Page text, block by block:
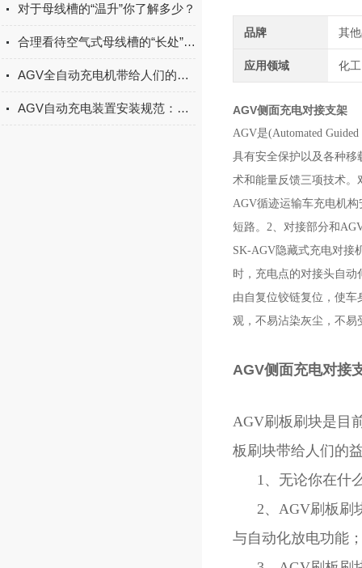
对于母线槽的“温升”你了解多少？
合理看待空气式母线槽的“长处”与“不足”
AGV全自动充电机带给人们的益处有哪些
AGV自动充电装置安装规范：定位精度校准、安全防护（防过载）与布线要点
品牌 其
应用领域 化
AGV侧面充电对接支架
AGV是(Automated
具有安全保护以及各种移
术和能量反馈三项技术。
AGV循迹运输车充电机
短路。2、对接部分和
SK-AGV隐藏式充电对接
时，充电点的对接头自
由自复位铰链复位，使
观，不易沾染灰尘，不易
AGV侧面充电对接
AGV刷板刷块是目
板刷块带给人们的
1、无论你在什么
2、AGV刷板刷块
与自动化放电功能